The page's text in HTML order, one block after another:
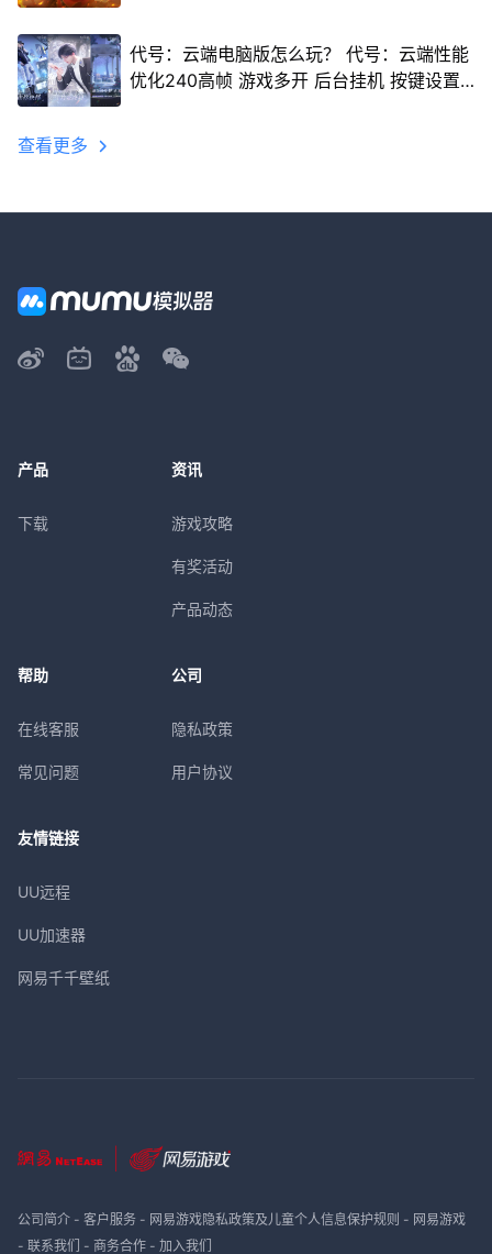
代号：云端电脑版怎么玩？ 代号：云端性能
优化240高帧 游戏多开 后台挂机 按键设置
查看更多
产品
下载
资讯
游戏攻略
有奖活动
产品动态
帮助
在线客服
常见问题
公司
隐私政策
用户协议
友情链接
UU远程
UU加速器
网易千千壁纸
公司简介- 客户服务- 网易游戏隐私政策及儿童个人信息保护规则 - 网易游戏
- 联系我们 - 商务合作- 加入我们